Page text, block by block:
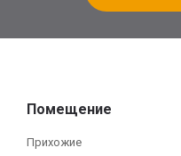
Помещение
Прихожие